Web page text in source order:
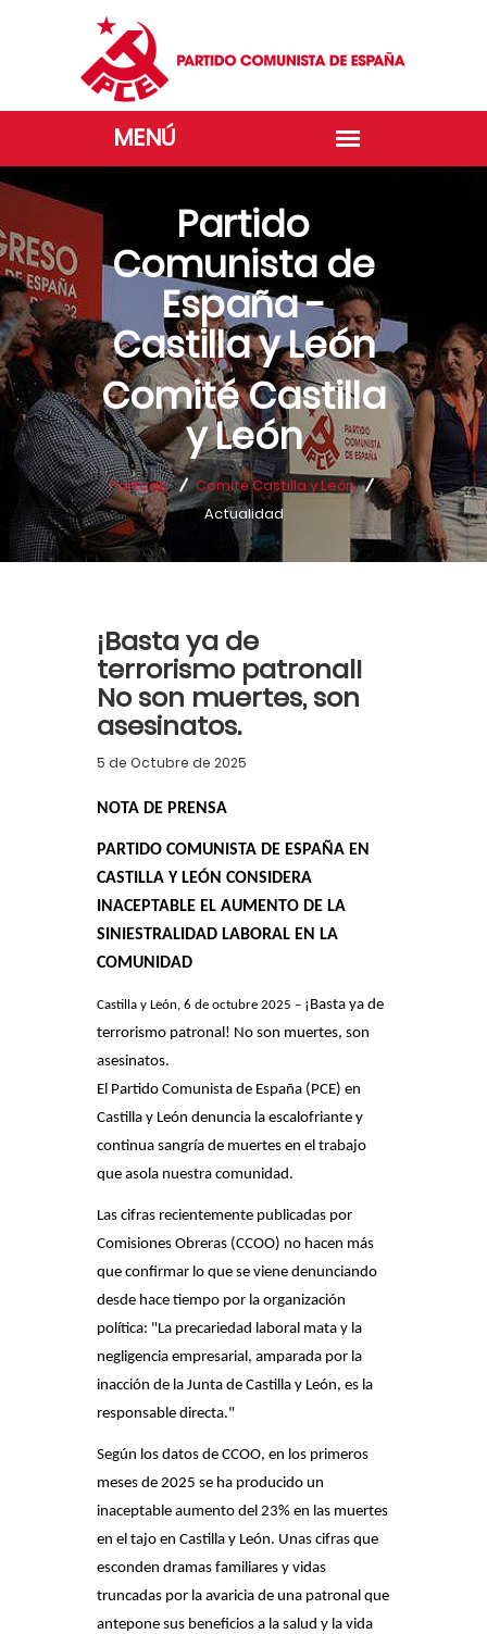
Partido
Comunista de
España -
Castilla y León
Comité Castilla
y León
Portada
Comité Castilla y León
Actualidad
¡Basta ya de
terrorismo patronal!
No son muertes, son
asesinatos.
5 de Octubre de 2025
NOTA DE PRENSA
PARTIDO COMUNISTA DE ESPAÑA EN
CASTILLA Y LEÓN CONSIDERA
INACEPTABLE EL AUMENTO DE LA
SINIESTRALIDAD LABORAL EN LA
COMUNIDAD
Castilla y León, 6 de octubre 2025 – ¡Basta ya de
terrorismo patronal! No son muertes, son
asesinatos.
El Partido Comunista de España (PCE) en
Castilla y León denuncia la escalofriante y
continua sangría de muertes en el trabajo
que asola nuestra comunidad.
Las cifras recientemente publicadas por
Comisiones Obreras (CCOO) no hacen más
que confirmar lo que se viene denunciando
desde hace tiempo por la organización
política: "La precariedad laboral mata y la
negligencia empresarial, amparada por la
inacción de la Junta de Castilla y León, es la
responsable directa."
Según los datos de CCOO, en los primeros
meses de 2025 se ha producido un
inaceptable aumento del 23% en las muertes
en el tajo en Castilla y León. Unas cifras que
esconden dramas familiares y vidas
truncadas por la avaricia de una patronal que
antepone sus beneficios a la salud y la vida